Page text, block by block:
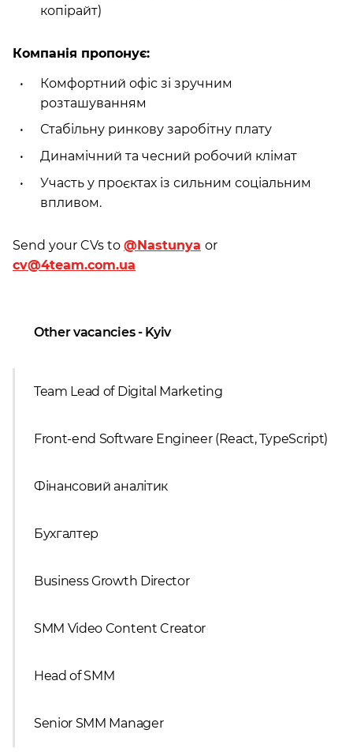
копірайт)
Компанія пропонує:
Комфортний офіс зі зручним
розташуванням
Стабільну ринкову заробітну плату
Динамічний та чесний робочий клімат
Участь у проєктах із сильним соціальним
впливом.
Send your CVs to @Nastunya or
cv@4team.com.ua
Other vacancies - Kyiv
Team Lead of Digital Marketing
Front-end Software Engineer (React, TypeScript)
Фінансовий аналітик
Бухгалтер
Business Growth Director
SMM Video Content Creator
Head of SMM
Senior SMM Manager